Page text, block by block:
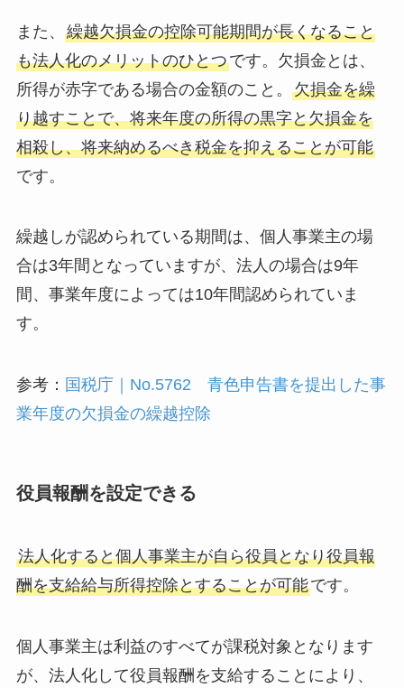
また、 繰越欠損金の控除可能期間が長くなること
も法人化のメリットのひとつです。欠損金とは、
所得が赤字である場合の金額のこと。 欠損金を繰
り越すことで、将来年度の所得の黒字と欠損金を
相殺し、将来納めるべき税金を抑えることが可能
です。
繰越しが認められている期間は、個人事業主の場
合は3年間となっていますが、法人の場合は9年
間、事業年度によっては10年間認められていま
す。
参考： 国税庁｜No.5762 青色申告書を提出した事
業年度の欠損金の繰越控除
役員報酬を設定できる
法人化すると個人事業主が自ら役員となり役員報
酬を支給給与所得控除とすることが可能です。
個人事業主は利益のすべてが課税対象となります
が、法人化して役員報酬を支給することにより、